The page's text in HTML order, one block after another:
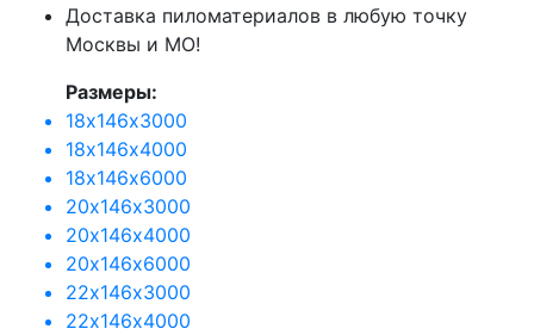
Доставка пиломатериалов в любую точку
Москвы и МО!
Размеры:
18х146х3000
18х146х4000
18х146х6000
20х146х3000
20х146х4000
20х146х6000
22х146х3000
22х146х4000